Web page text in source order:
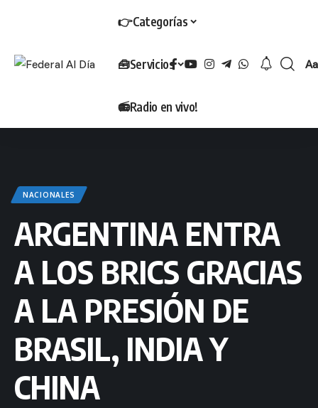
👉Categorías
🧰Servicios
📻Radio en vivo!
Aa
NACIONALES
ARGENTINA ENTRA
A LOS BRICS GRACIAS
A LA PRESIÓN DE
BRASIL, INDIA Y
CHINA